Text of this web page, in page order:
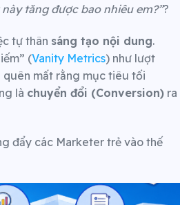
tăng được bao nhiêu em?”?
tự thân sáng tạo nội dung.
(Vanity Metrics) như lượt
mất rằng mục tiêu tối
là chuyển đổi (Conversion) ra
đẩy các Marketer trẻ vào thế